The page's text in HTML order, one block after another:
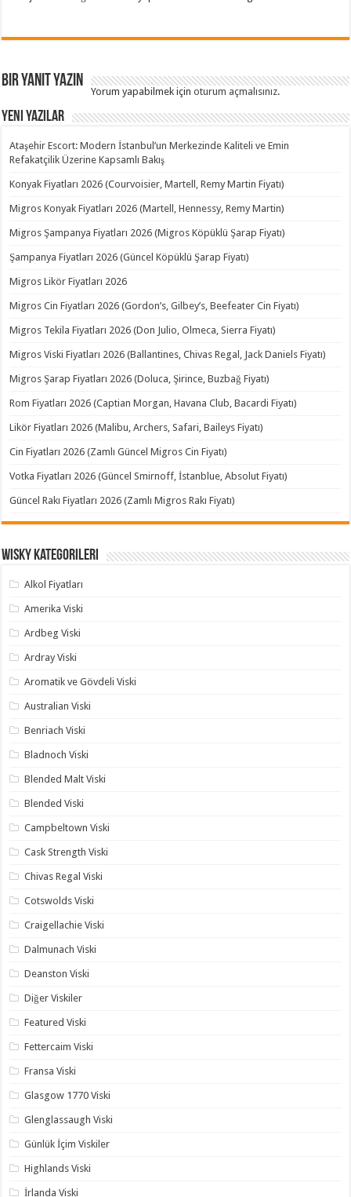
Bir yanıt yazın
Yorum yapabilmek içinoturum açmalısınız.
Yeni Yazılar
Ataşehir Escort: Modern İstanbul’un Merkezinde Kaliteli ve Emin
Refakatçilik Üzerine Kapsamlı Bakış
Konyak Fiyatları 2026 (Courvoisier, Martell, Remy Martin Fiyatı)
Migros Konyak Fiyatları 2026 (Martell, Hennessy, Remy Martin)
Migros Şampanya Fiyatları 2026 (Migros Köpüklü Şarap Fiyatı)
Şampanya Fiyatları 2026 (Güncel Köpüklü Şarap Fiyatı)
Migros Likör Fiyatları 2026
Migros Cin Fiyatları 2026 (Gordon’s, Gilbey’s, Beefeater Cin Fiyatı)
Migros Tekila Fiyatları 2026 (Don Julio, Olmeca, Sierra Fiyatı)
Migros Viski Fiyatları 2026 (Ballantines, Chivas Regal, Jack Daniels Fiyatı)
Migros Şarap Fiyatları 2026 (Doluca, Şirince, Buzbağ Fiyatı)
Rom Fiyatları 2026 (Captian Morgan, Havana Club, Bacardi Fiyatı)
Likör Fiyatları 2026 (Malibu, Archers, Safari, Baileys Fiyatı)
Cin Fiyatları 2026 (Zamlı Güncel Migros Cin Fiyatı)
Votka Fiyatları 2026 (Güncel Smirnoff, İstanblue, Absolut Fiyatı)
Güncel Rakı Fiyatları 2026 (Zamlı Migros Rakı Fiyatı)
Wisky Kategorileri
Alkol Fiyatları
Amerika Viski
Ardbeg Viski
Ardray Viski
Aromatik ve Gövdeli Viski
Australian Viski
Benriach Viski
Bladnoch Viski
Blended Malt Viski
Blended Viski
Campbeltown Viski
Cask Strength Viski
Chivas Regal Viski
Cotswolds Viski
Craigellachie Viski
Dalmunach Viski
Deanston Viski
Diğer Viskiler
Featured Viski
Fettercaim Viski
Fransa Viski
Glasgow 1770 Viski
Glenglassaugh Viski
Günlük İçim Viskiler
Highlands Viski
İrlanda Viski